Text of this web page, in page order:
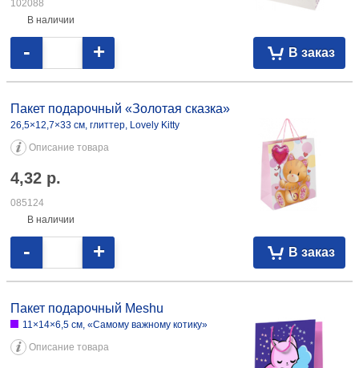
102088
В наличии
В заказ
- +
Пакет подарочный «Золотая сказка»
26,5×12,7×33 см, глиттер, Lovely Kitty
Описание товара
4,32 р.
085124
В наличии
В заказ
- +
Пакет подарочный Meshu
11×14×6,5 см, «Самому важному котику»
Описание товара